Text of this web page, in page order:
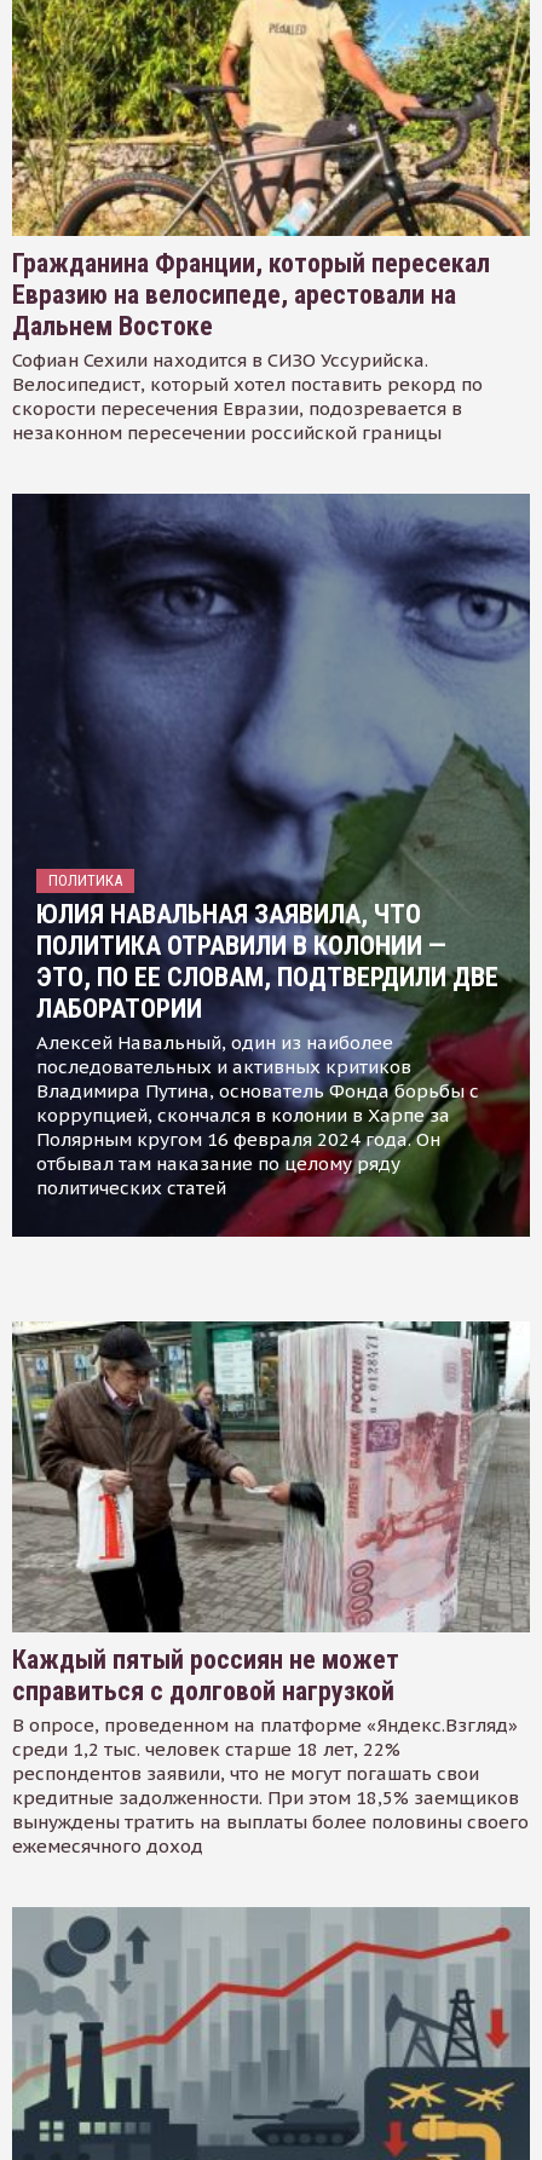
Гражданина Франции, который пересекал
Евразию на велосипеде, арестовали на
Дальнем Востоке
Софиан Сехили находится в СИЗО Уссурийска.
Велосипедист, который хотел поставить рекорд по
скорости пересечения Евразии, подозревается в
незаконном пересечении российской границы
ПОЛИТИКА
ЮЛИЯ НАВАЛЬНАЯ ЗАЯВИЛА, ЧТО
ПОЛИТИКА ОТРАВИЛИ В КОЛОНИИ —
ЭТО, ПО ЕЕ СЛОВАМ, ПОДТВЕРДИЛИ ДВЕ
ЛАБОРАТОРИИ
Алексей Навальный, один из наиболее
последовательных и активных критиков
Владимира Путина, основатель Фонда борьбы с
коррупцией, скончался в колонии в Харпе за
Полярным кругом 16 февраля 2024 года. Он
отбывал там наказание по целому ряду
политических статей
Каждый пятый россиян не может
справиться с долговой нагрузкой
В опросе, проведенном на платформе «Яндекс.Взгляд»
среди 1,2 тыс. человек старше 18 лет, 22%
респондентов заявили, что не могут погашать свои
кредитные задолженности. При этом 18,5% заемщиков
вынуждены тратить на выплаты более половины своего
ежемесячного доход